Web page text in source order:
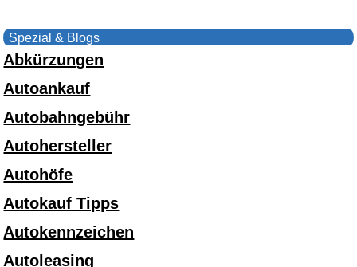
Spezial & Blogs
Abkürzungen
Autoankauf
Autobahngebühr
Autohersteller
Autohöfe
Autokauf Tipps
Autokennzeichen
Autoleasing